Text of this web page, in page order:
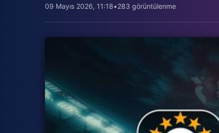
09 Mayıs 2026, 11:18•283 görüntülenme